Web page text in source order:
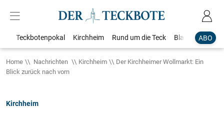
ABO
Teckbotenpokal Kirchheim Rund um die Teck Blaulicht
Home Nachrichten Kirchheim
Der Kirchheimer Wollmarkt: Ein
Blick zurück nach vorn
Kirchheim